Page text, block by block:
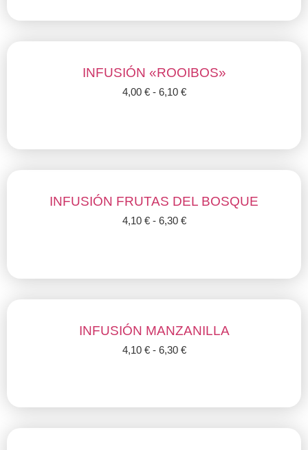
INFUSIÓN «ROOIBOS»
4,00 € - 6,10 €
INFUSIÓN FRUTAS DEL BOSQUE
4,10 € - 6,30 €
INFUSIÓN MANZANILLA
4,10 € - 6,30 €